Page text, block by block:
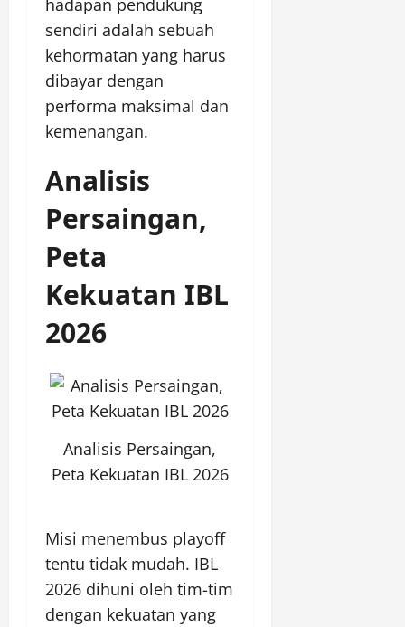
hadapan pendukung
sendiri adalah sebuah
kehormatan yang harus
dibayar dengan
performa maksimal dan
kemenangan.
Analisis
Persaingan,
Peta
Kekuatan IBL
2026
Analisis Persaingan,
Peta Kekuatan IBL 2026
Misi menembus playoff
tentu tidak mudah. IBL
2026 dihuni oleh tim-tim
dengan kekuatan yang